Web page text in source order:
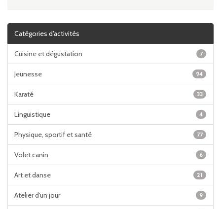
Catégories d'activités
Cuisine et dégustation 7
Jeunesse 94
Karaté 33
Linguistique 4
Physique, sportif et santé 77
Volet canin 6
Art et danse 21
Atelier d'un jour 9